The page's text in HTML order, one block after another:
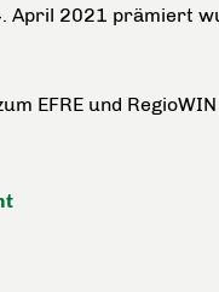
April 2021 prämiert
EFRE und